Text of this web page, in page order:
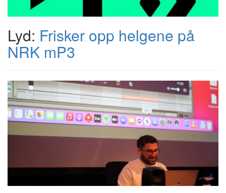
Lyd: Frisker opp helgene på
NRK mP3